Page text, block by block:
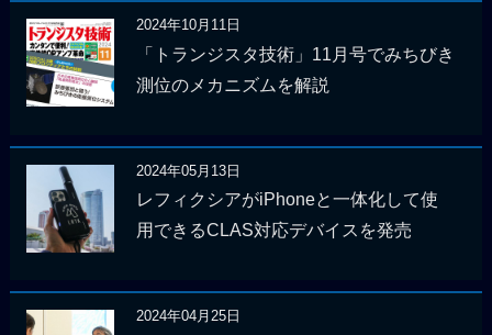
2024年10月11日
「トランジスタ技術」11月号でみちびき
測位のメカニズムを解説
2024年05月13日
レフィクシアがiPhoneと一体化して使
用できるCLAS対応デバイスを発売
2024年04月25日